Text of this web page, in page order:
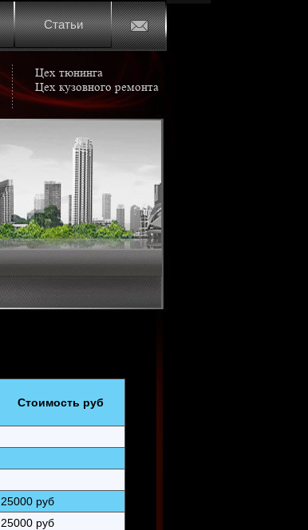
Цех тюнинга
Цех кузовного ремонта
Статьи
Стоимость руб
25000 руб
25000 руб